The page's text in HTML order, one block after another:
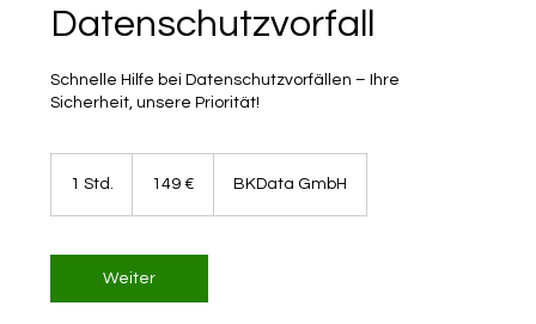
Datenschutzvorfall
Schnelle Hilfe bei Datenschutzvorfällen – Ihre
Sicherheit, unsere Priorität!
1 Std.
d
149 € BKData GmbH
Weiter